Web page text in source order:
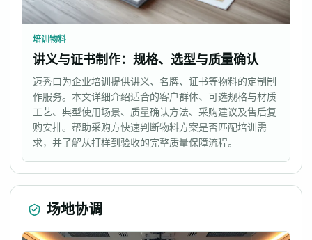
培训物料
讲义与证书制作：规格、选型与质量确认
迈秀口为企业培训提供讲义、名牌、证书等物料的定制制
作服务。本文详细介绍适合的客户群体、可选规格与材质
工艺、典型使用场景、质量确认方法、采购建议及售后复
购安排。帮助采购方快速判断物料方案是否匹配培训需
求，并了解从打样到验收的完整质量保障流程。
场地协调